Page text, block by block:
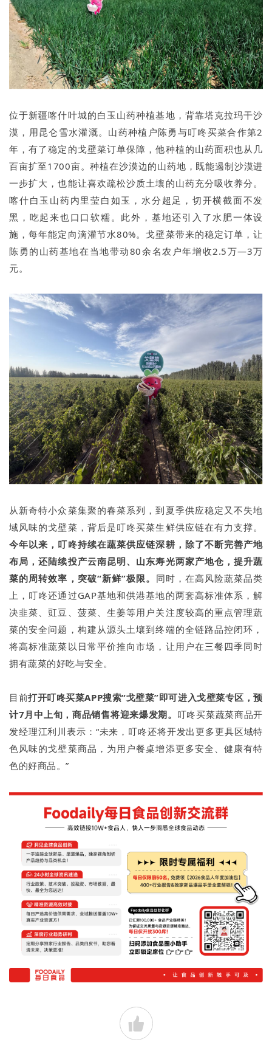
位于新疆喀什叶城的白玉山药种植基地，背靠塔克拉玛干沙
漠，用昆仑雪水灌溉。山药种植户陈勇与叮咚买菜合作第2
年，有了稳定的戈壁菜订单保障，他种植的山药面积也从几
百亩扩至1700亩。种植在沙漠边的山药地，既能遏制沙漠进
一步扩大，也能让喜欢疏松沙质土壤的山药充分吸收养分。
喀什白玉山药内里莹白如玉，水分超足，切开横截面不发
黑，吃起来也口口软糯。此外，基地还引入了水肥一体设
施，每年能定向滴灌节水80%。戈壁菜带来的稳定订单，让
陈勇的山药基地在当地带动80余名农户年增收2.5万—3万
元。
从新奇特小众菜集聚的春菜系列，到夏季供应稳定又不失地
域风味的戈壁菜，背后是叮咚买菜生鲜供应链在有力支撑。
今年以来，叮咚持续在蔬菜供应链深耕，除了不断完善产地
布局，还陆续投产云南昆明、山东寿光两家产地仓，提升蔬
菜的周转效率，突破“新鲜”极限。 同时，在高风险蔬菜品类
上，叮咚还通过GAP基地和供港基地的两套高标准体系，解
决韭菜、豇豆、菠菜、生姜等用户关注度较高的重点管理蔬
菜的安全问题，构建从源头土壤到终端的全链路品控闭环，
将高标准蔬菜以日常平价推向市场，让用户在三餐四季同时
拥有蔬菜的好吃与安全。
目前打开叮咚买菜APP搜索“戈壁菜”即可进入戈壁菜专区，预
计7月中上旬，商品销售将迎来爆发期。 叮咚买菜蔬菜商品开
发经理江利川表示：“未来，叮咚还将开发出更多更具区域特
色风味的戈壁菜商品，为用户餐桌增添更多安全、健康有特
色的好商品。”